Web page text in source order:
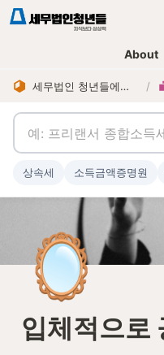
About
세무법인 청년들에서의 ‘나’ /
🪞
입체적으로
상속세 소득금액증명원